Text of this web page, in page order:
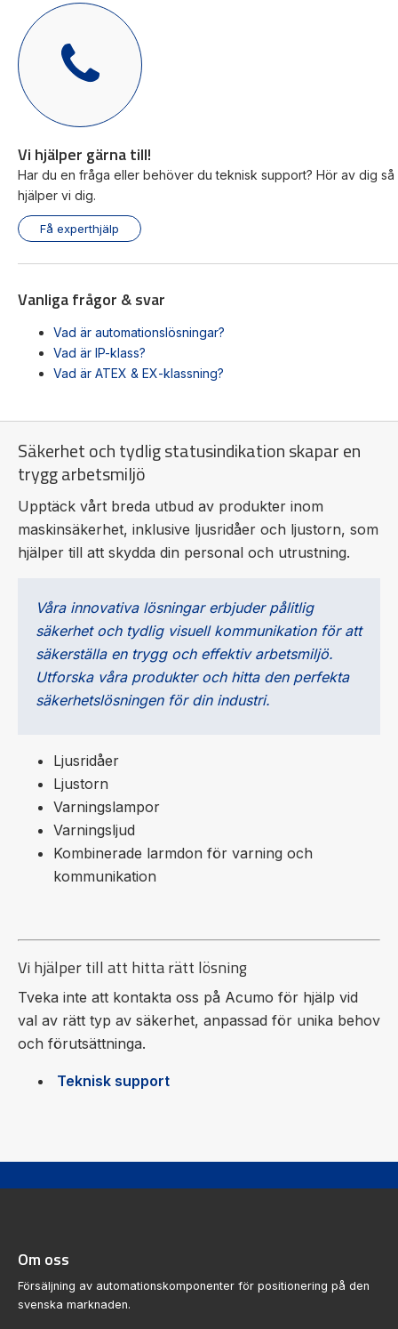
Vi hjälper gärna till!
Har du en fråga eller behöver du teknisk support? Hör av dig så
hjälper vi dig.
Få experthjälp
Vanliga frågor & svar
Vad är automationslösningar?
Vad är IP-klass?
Vad är ATEX & EX-klassning?
IP-klass
Temperaturspann
Diameter Ø
Ljuskälla
Montering
Ett modulärt ljustorn perfekt för indikering av all
typ av maskinstatus. Upp till 3 olika moduler.
Montering i vägg eller tak via vinkelfäste eller fot.
Säkerhet och tydlig statusindikation skapar en
trygg arbetsmiljö
Upptäck vårt breda utbud av produkter inom
maskinsäkerhet, inklusive ljusridåer och ljustorn, som
hjälper till att skydda din personal och utrustning.
Våra innovativa lösningar erbjuder pålitlig
säkerhet och tydlig visuell kommunikation för att
säkerställa en trygg och effektiv arbetsmiljö.
Utforska våra produkter och hitta den perfekta
säkerhetslösningen för din industri.
Ljusridåer
Ljustorn
Varningslampor
Varningsljud
Kombinerade larmdon för varning och
kommunikation
Vi hjälper till att hitta rätt lösning
Tveka inte att kontakta oss på Acumo för hjälp vid
val av rätt typ av säkerhet, anpassad för unika behov
och förutsättninga.
Teknisk support
Om oss
Försäljning av automationskomponenter för positionering på den
svenska marknaden.